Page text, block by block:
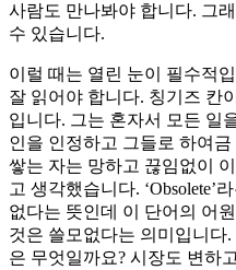
사람도 만나봐야 합니다. 그
수 있습니다.
이럴 때는 열린 눈이 필수적
잘 읽어야 합니다. 칭기즈 칸
입니다. 그는 혼자서 모든 일
인을 인정하고 그들로 하여
쌓는 자는 망하고 끊임없이
고 생각했습니다. ‘Obsolete’
없다는 뜻인데 이 단어의 어
것은 쓸모없다는 의미입니다
은 무엇일까요? 시장도 변하